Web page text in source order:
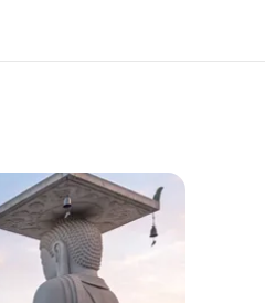
Kom bij ons team